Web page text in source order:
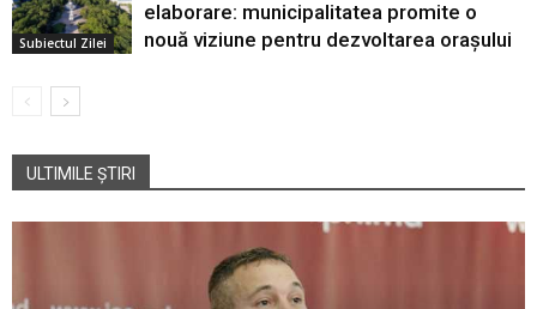
Subiectul Zilei
elaborare: municipalitatea promite o
nouă viziune pentru dezvoltarea orașului
ULTIMILE ȘTIRI